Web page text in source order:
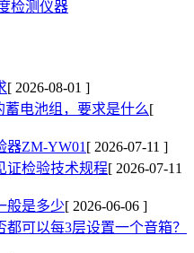
检测仪器
[ 2026-08-01 ]
蓄电池组，要求是什么[
器ZM-YW01 [ 2026-07-11 ]
证检验技术规程[ 2026-07-11
般是多少[ 2026-06-06 ]
可以每3层设置一个音箱？